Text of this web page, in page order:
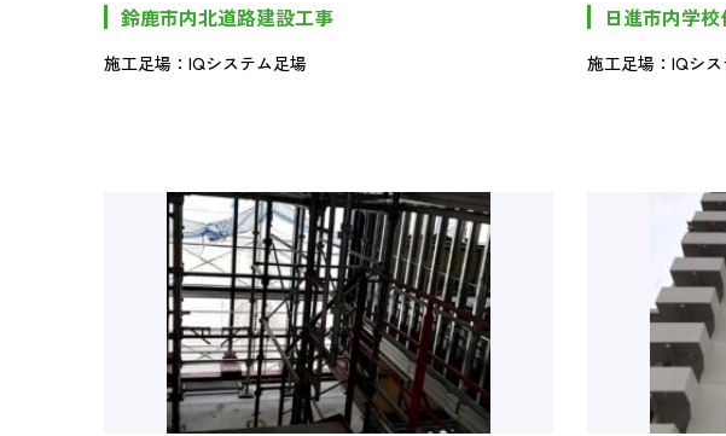
鈴鹿市内北道路建設工事
施工足場：IQシステム足場
日進市内学
施工足場：IQシ